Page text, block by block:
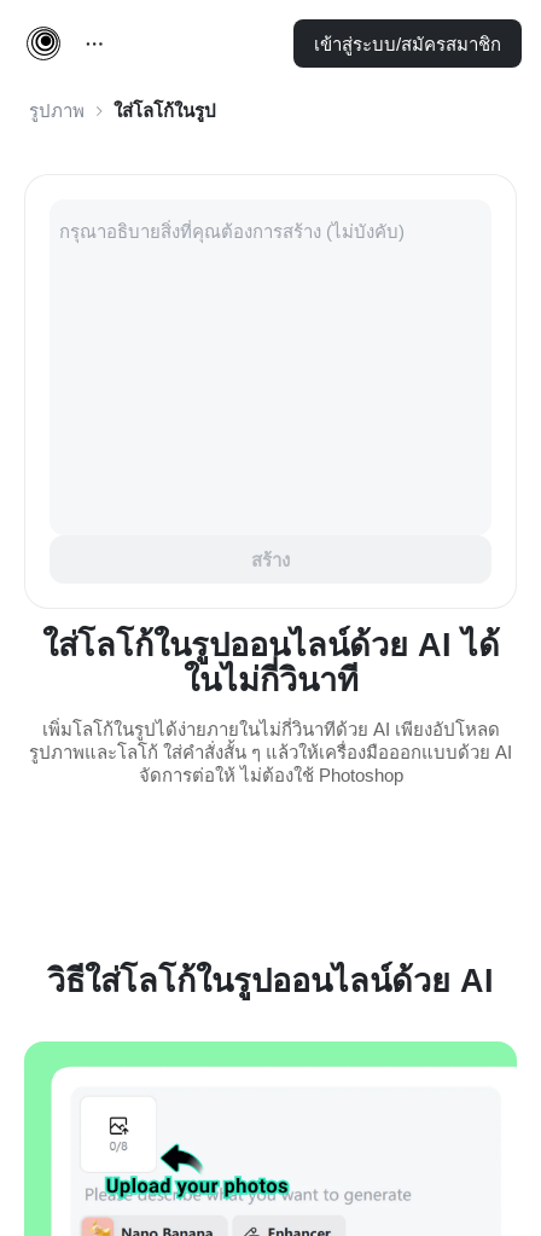
เข้าสู่ระบบ/สมัครสมาชิก
รูปภาพ ใส่โลโก้ในรูป
ใส่โลโก้ในรูปออนไลน์ด้วย AI ได้
ในไม่กี่วินาที
เพิ่มโลโก้ในรูปได้ง่ายภายในไม่กี่วินาทีด้วย AI เพียงอัปโหลด
รูปภาพและโลโก้ ใส่คำสั่งสั้น ๆ แล้วให้เครื่องมือออกแบบด้วย AI
จัดการต่อให้ ไม่ต้องใช้ Photoshop
สร้าง
วิธีใส่โลโก้ในรูปออนไลน์ด้วย AI